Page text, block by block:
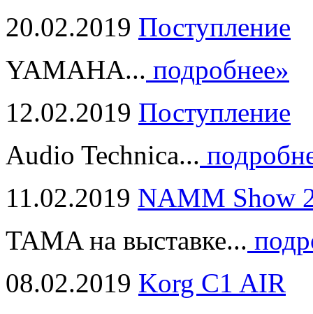
20.02.2019 Поступление
YAMAHA... подробнее»
12.02.2019 Поступление
Audio Technica...
11.02.2019 NAMM Show
TAMA на выставке...
08.02.2019 Korg C1 AIR